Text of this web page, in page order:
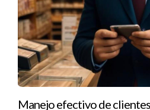
plazo específico para ser
tanto de estos plazos para
oportunidades.
Resultados de Inspecciones:
favorables, es aconsejable
rápidamente para avanzar
Cambios en el Mercado:Si
hay múltiples ofertas sobre
Manejo efectivo de